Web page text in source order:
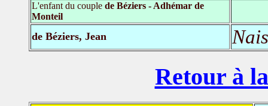
L'enfant du couple de Béziers - Adhémar de
Monteil
de Béziers, Jean
Retour à